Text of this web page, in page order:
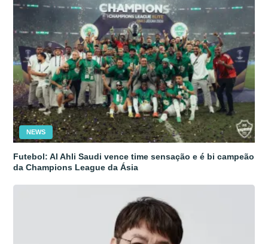
NEWS
Futebol: Al Ahli Saudi vence time sensação e é bi campeão
da Champions League da Ásia